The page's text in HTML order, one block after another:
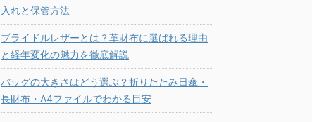
入れと保管方法
ブライドルレザーとは？革財布に選ばれる理由
と経年変化の魅力を徹底解説
バッグの大きさはどう選ぶ？折りたたみ日傘・
長財布・A4ファイルでわかる目安